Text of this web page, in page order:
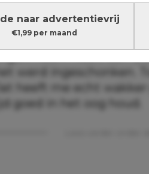
naar advertentievrij
€1,99 per maand
ik gedrogeerd,
maar gelukkig was ik
en dat terwijl we
neem nooit een
werd ingeschonken.
heeft me echt
goed in het oog houd.